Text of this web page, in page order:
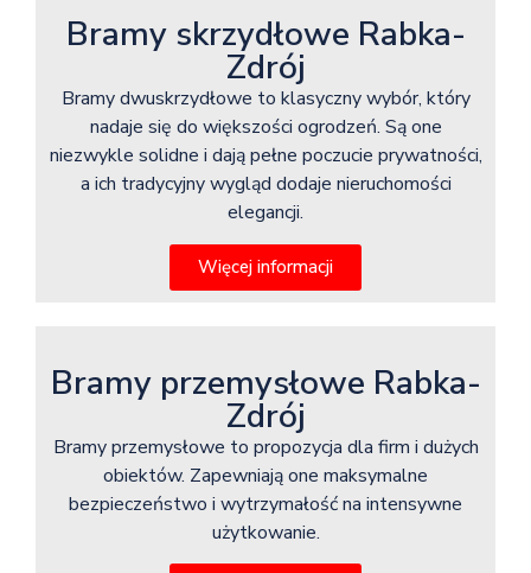
Bramy skrzydłowe Rabka-
Zdrój
Bramy dwuskrzydłowe to klasyczny wybór, który
nadaje się do większości ogrodzeń. Są one
niezwykle solidne i dają pełne poczucie prywatności,
a ich tradycyjny wygląd dodaje nieruchomości
elegancji.
Więcej informacji
Bramy przemysłowe Rabka-
Zdrój
Bramy przemysłowe to propozycja dla firm i dużych
obiektów. Zapewniają one maksymalne
bezpieczeństwo i wytrzymałość na intensywne
użytkowanie.